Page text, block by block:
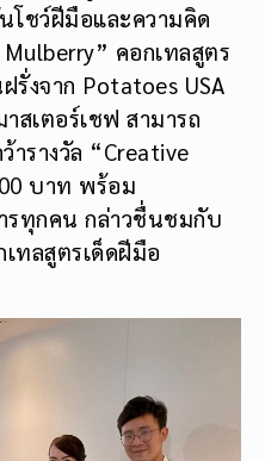
โชว์ฝีมือและความคิด
คอกเทลสูตร
งจาก Potatoes USA
สเตอร์เชฟ สามารถ
ารางวัล “Creative
บาท พร้อม
รทุกคน กล่าวชื่นชมกับ
ทลสูตรเด็ดฝีมือ